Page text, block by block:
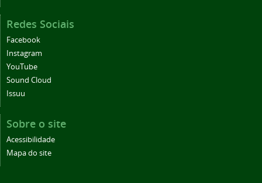
Redes Sociais
Facebook
Instagram
YouTube
Sound Cloud
Issuu
Sobre o site
Acessibilidade
Mapa do site